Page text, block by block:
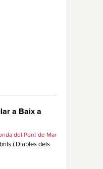
a Baix a
del Pont de Mar
i Diables dels